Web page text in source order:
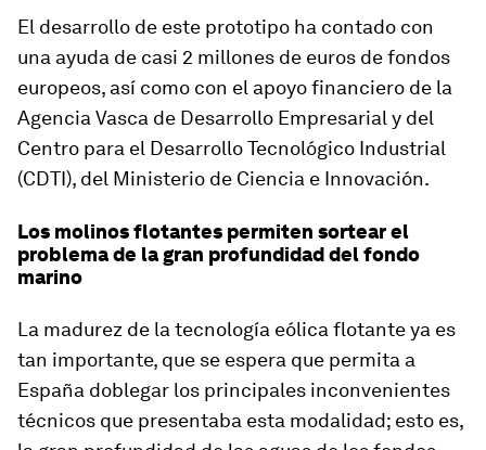
El desarrollo de este prototipo ha contado con
una ayuda de casi 2 millones de euros de fondos
europeos, así como con el apoyo financiero de la
Agencia Vasca de Desarrollo Empresarial y del
Centro para el Desarrollo Tecnológico Industrial
(CDTI), del Ministerio de Ciencia e Innovación.
Los molinos flotantes permiten sortear el
problema de la gran profundidad del fondo
marino
La madurez de la tecnología eólica flotante ya es
tan importante, que se espera que permita a
España doblegar los principales inconvenientes
técnicos que presentaba esta modalidad; esto es,